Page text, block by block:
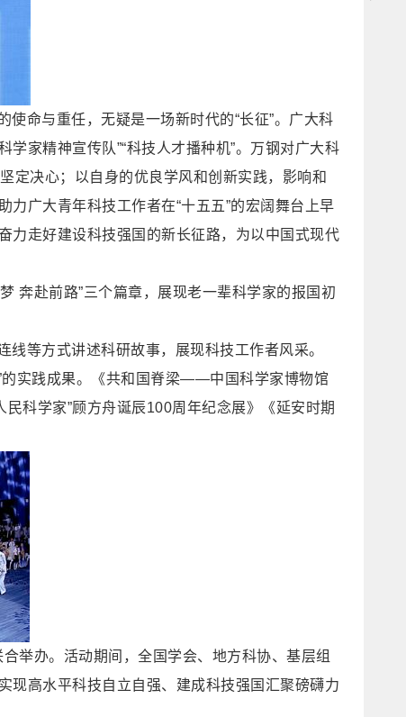
命与重任，无疑是一场新时代的“长征”。广大科
学家精神宣传队”“科技人才播种机”。万钢对广大科
定决心；以自身的优良学风和创新实践，影响和
广大青年科技工作者在“十五五”的宏阔舞台上早
力走好建设科技强国的新长征路，为以中国式现代
奔赴前路”三个篇章，展现老一辈科学家的报国初
等方式讲述科研故事，展现科技工作者风采。
的实践成果。《共和国脊梁——中国科学家博物馆
科学家”顾方舟诞辰100周年纪念展》《延安时期
举办。活动期间，全国学会、地方科协、基层组
现高水平科技自立自强、建成科技强国汇聚磅礴力